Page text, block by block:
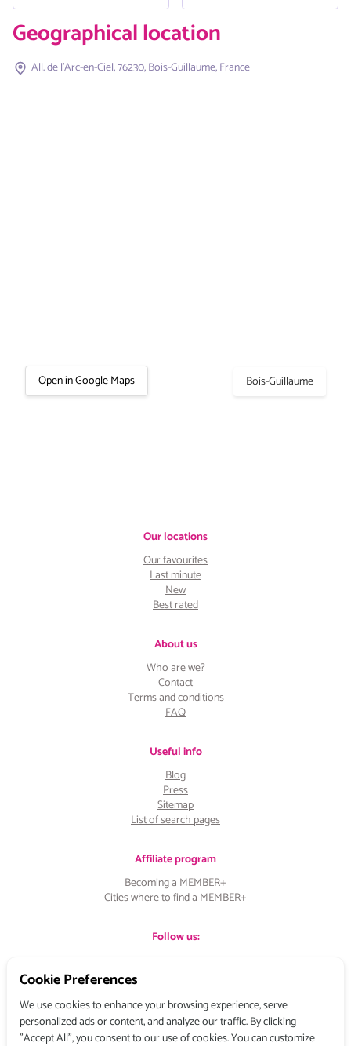
Cookie Preferences
We use cookies to enhance your browsing experience, serve
personalized ads or content, and analyze our traffic. By clicking
"Accept All", you consent to our use of cookies. You can customize
Geographical location
All. de l'Arc-en-Ciel, 76230, Bois-Guillaume, France
Open in Google Maps Bois-Guillaume
Our locations
Our favourites
Last minute
New
Best rated
About us
Who are we?
Contact
Terms and conditions
FAQ
Useful info
Blog
Press
Sitemap
List of search pages
Affiliate program
Becoming a MEMBER+
Cities where to find a MEMBER+
Follow us: